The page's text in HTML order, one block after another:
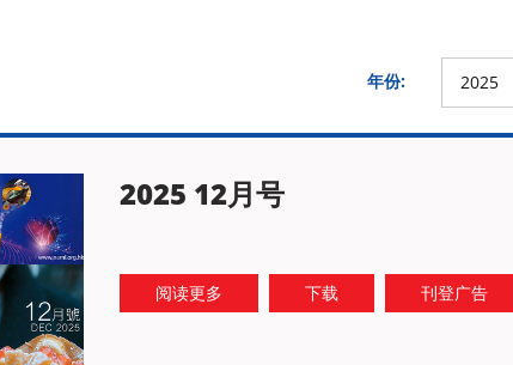
年份: 2025
2025 12月号
阅读更多 下载 刊登广告